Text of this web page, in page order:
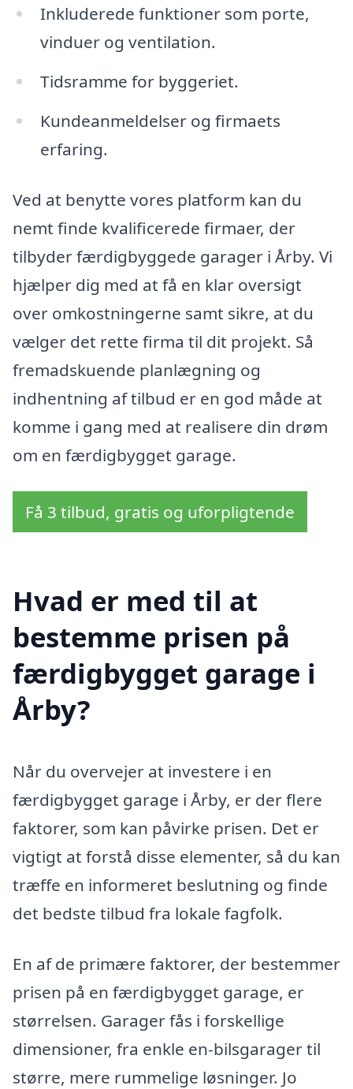
Inkluderede funktioner som porte,
vinduer og ventilation.
Tidsramme for byggeriet.
Kundeanmeldelser og firmaets
erfaring.
Ved at benytte vores platform kan du
nemt finde kvalificerede firmaer, der
tilbyder færdigbyggede garager i Årby. Vi
hjælper dig med at få en klar oversigt
over omkostningerne samt sikre, at du
vælger det rette firma til dit projekt. Så
fremadskuende planlægning og
indhentning af tilbud er en god måde at
komme i gang med at realisere din drøm
om en færdigbygget garage.
Få 3 tilbud, gratis og uforpligtende
Hvad er med til at
bestemme prisen på
færdigbygget garage i
Årby?
Når du overvejer at investere i en
færdigbygget garage i Årby, er der flere
faktorer, som kan påvirke prisen. Det er
vigtigt at forstå disse elementer, så du kan
træffe en informeret beslutning og finde
det bedste tilbud fra lokale fagfolk.
En af de primære faktorer, der bestemmer
prisen på en færdigbygget garage, er
størrelsen. Garager fås i forskellige
dimensioner, fra enkle en-bilsgarager til
større, mere rummelige løsninger. Jo